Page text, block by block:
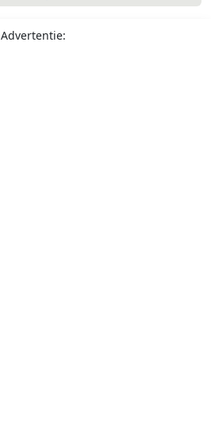
Advertentie: